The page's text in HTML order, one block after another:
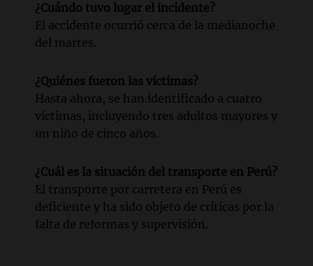
¿Cuándo tuvo lugar el incidente?
El accidente ocurrió cerca de la medianoche
del martes.
¿Quiénes fueron las víctimas?
Hasta ahora, se han identificado a cuatro
víctimas, incluyendo tres adultos mayores y
un niño de cinco años.
¿Cuál es la situación del transporte en Perú?
El transporte por carretera en Perú es
deficiente y ha sido objeto de críticas por la
falta de reformas y supervisión.